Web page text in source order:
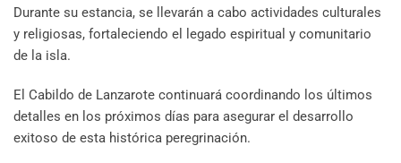
Durante su estancia, se llevarán a cabo actividades culturales
y religiosas, fortaleciendo el legado espiritual y comunitario
de la isla.
El Cabildo de Lanzarote continuará coordinando los últimos
detalles en los próximos días para asegurar el desarrollo
exitoso de esta histórica peregrinación.